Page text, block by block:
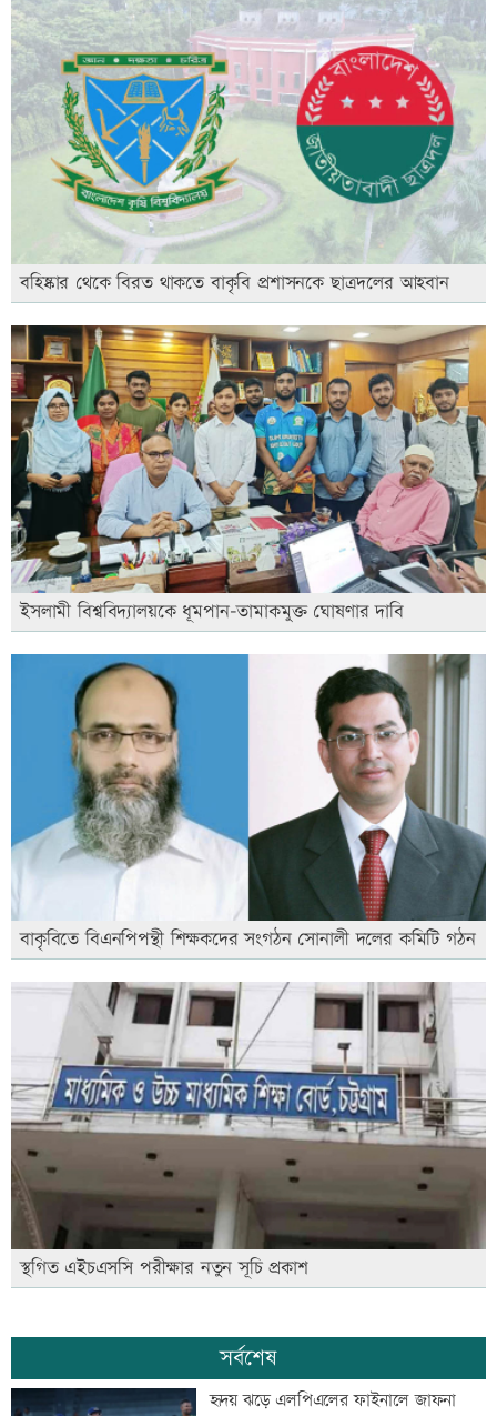
বহিষ্কার থেকে বিরত থাকতে বাকৃবি প্রশাসনকে ছাত্রদলের আহবান
ইসলামী বিশ্ববিদ্যালয়কে ধূমপান-তামাকমুক্ত ঘোষণার দাবি
বাকৃবিতে বিএনপিপন্থী শিক্ষকদের সংগঠন সোনালী দলের কমিটি গঠন
স্থগিত এইচএসসি পরীক্ষার নতুন সূচি প্রকাশ
সর্বশেষ
হৃদয় ঝড়ে এলপিএলের ফাইনালে জাফনা